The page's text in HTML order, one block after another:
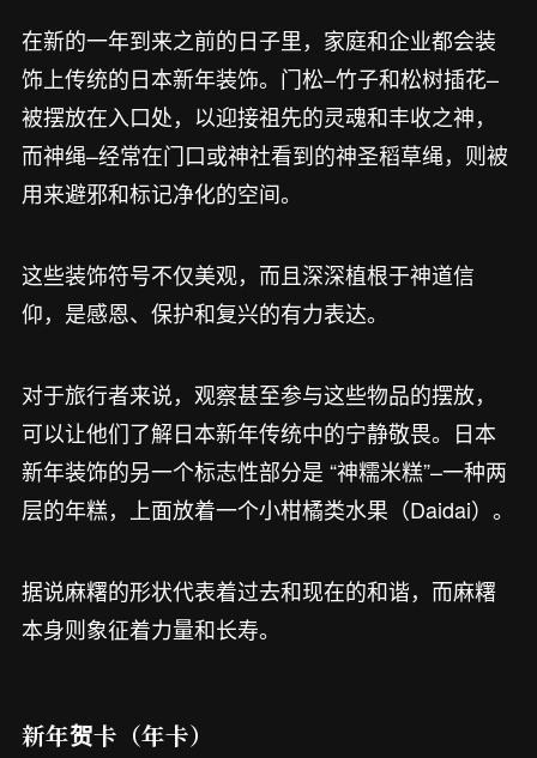
在新的一年到来之前的日子里，家庭和企业都会装
饰上传统的日本新年装饰。门松–竹子和松树插花–
被摆放在入口处，以迎接祖先的灵魂和丰收之神，
而神绳–经常在门口或神社看到的神圣稻草绳，则被
用来避邪和标记净化的空间。
这些装饰符号不仅美观，而且深深植根于神道信
仰，是感恩、保护和复兴的有力表达。
对于旅行者来说，观察甚至参与这些物品的摆放，
可以让他们了解日本新年传统中的宁静敬畏。日本
新年装饰的另一个标志性部分是 “神糯米糕”–一种两
层的年糕，上面放着一个小柑橘类水果（Daidai）。
据说麻糬的形状代表着过去和现在的和谐，而麻糬
本身则象征着力量和长寿。
新年贺卡（年卡）